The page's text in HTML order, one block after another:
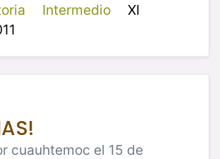
Intermedio
XI
cuauhtemoc el 15 de